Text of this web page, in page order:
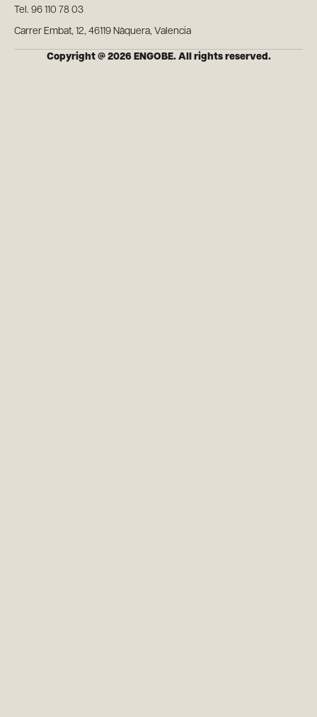
Tel. 96 110 78 03
Carrer Embat, 12, 46119 Nàquera, Valencia
Copyright @ 2026 ENGOBE. All rights reserved.